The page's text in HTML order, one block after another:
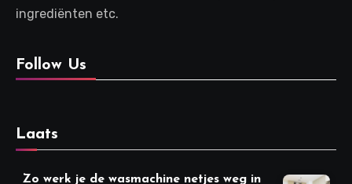
ingrediënten etc.
Follow Us
Laats
Zo werk je de wasmachine netjes weg in